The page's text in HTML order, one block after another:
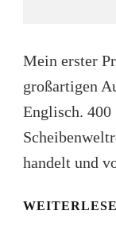
Mein erster
großartigen
Englisch. 400
handelt und